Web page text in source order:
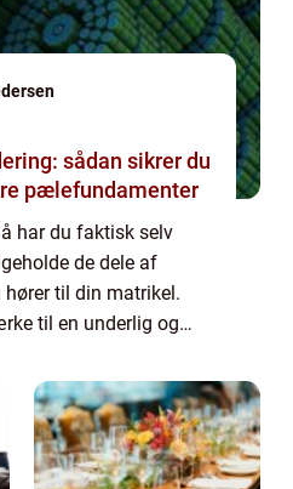
sådan sikrer du
pælefundamenter
har du faktisk selv
de dele af
til din matrikel.
til en underlig og
det ikke tilstopning